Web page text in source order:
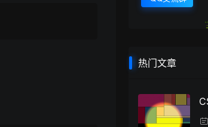
热门文章